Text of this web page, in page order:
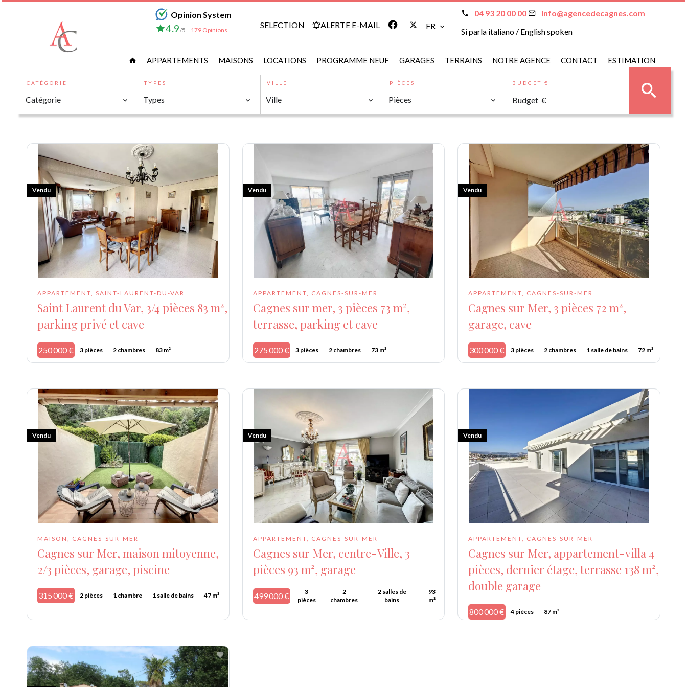
Opinion System
4.9/5 179 Opinions
SELECTION ALERTE E-MAIL FR
04 93 20 00 00
info@agencedecagnes.com
Si parla italiano / English spoken
APPARTEMENTS MAISONS LOCATIONS PROGRAMME NEUF GARAGES TERRAINS NOTRE AGENCE CONTACT ESTIMATION
CATÉGORIE
Catégorie
TYPES
Types
VILLE
Ville
PIÈCES
Pièces
BUDGET €
APPARTEMENT, SAINT-LAURENT-DU-VAR
Saint Laurent du Var, 3/4 pièces 83 m²,
parking privé et cave
250 000 € 3 pièces 2 chambres 83 m²
Vendu
APPARTEMENT, CAGNES-SUR-MER
Cagnes sur mer, 3 pièces 73 m²,
terrasse, parking et cave
275 000 € 3 pièces 2 chambres 73 m²
Vendu
APPARTEMENT, CAGNES-SUR-MER
Cagnes sur Mer, 3 pièces 72 m²,
garage, cave
300 000 € 3 pièces 2 chambres 1 salle de bains 72 m²
Vendu
MAISON, CAGNES-SUR-MER
Cagnes sur Mer, maison mitoyenne,
2/3 pièces, garage, piscine
315 000 € 2 pièces 1 chambre 1 salle de bains 47 m²
Vendu
APPARTEMENT, CAGNES-SUR-MER
Cagnes sur Mer, centre-Ville, 3
pièces 93 m², garage
499 000 €
3
pièces
2
chambres
2 salles de
bains
93
m²
Vendu
APPARTEMENT, CAGNES-SUR-MER
Cagnes sur Mer, appartement-villa 4
pièces, dernier étage, terrasse 138 m²,
double garage
800 000 € 4 pièces 87 m²
Vendu